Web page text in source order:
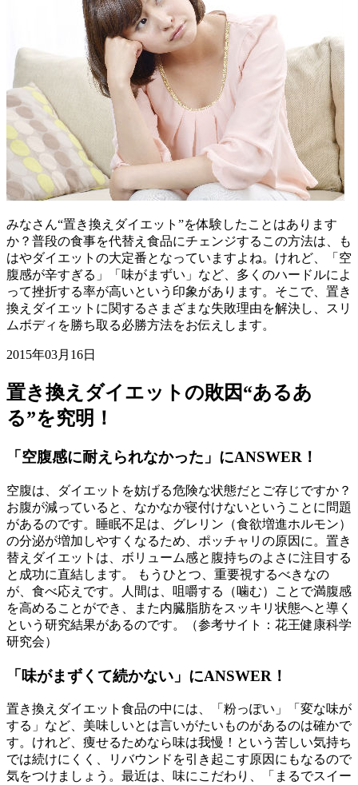
みなさん“置き換えダイエット”を体験したことはあります
か？普段の食事を代替え食品にチェンジするこの方法は、も
はやダイエットの大定番となっていますよね。けれど、「空
腹感が辛すぎる」「味がまずい」など、多くのハードルによ
って挫折する率が高いという印象があります。そこで、置き
換えダイエットに関するさまざまな失敗理由を解決し、スリ
ムボディを勝ち取る必勝方法をお伝えします。
2015年03月16日
置き換えダイエットの敗因“あるあ
る”を究明！
「空腹感に耐えられなかった」にANSWER！
空腹は、ダイエットを妨げる危険な状態だとご存じですか？
お腹が減っていると、なかなか寝付けないということに問題
があるのです。睡眠不足は、グレリン（食欲増進ホルモン）
の分泌が増加しやすくなるため、ポッチャリの原因に。置き
替えダイエットは、ボリューム感と腹持ちのよさに注目する
と成功に直結します。 もうひとつ、重要視するべきなの
が、食べ応えです。人間は、咀嚼する（噛む）ことで満腹感
を高めることができ、また内臓脂肪をスッキリ状態へと導く
という研究結果があるのです。（参考サイト：花王健康科学
研究会）
「味がまずくて続かない」にANSWER！
置き換えダイエット食品の中には、「粉っぽい」「変な味が
する」など、美味しいとは言いがたいものがあるのは確かで
す。けれど、痩せるためなら味は我慢！という苦しい気持ち
では続けにくく、リバウンドを引き起こす原因にもなるので
気をつけましょう。最近は、味にこだわり、「まるでスイー